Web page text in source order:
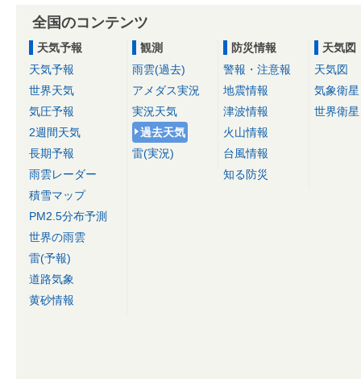
全国のコンテンツ
天気予報
天気予報
世界天気
気圧予報
2週間天気
長期予報
雨雲レーダー
積雪マップ
PM2.5分布予測
世界の雨雲
雷(予報)
道路気象
黄砂情報
観測
雨雲(過去)
アメダス実況
実況天気
過去天気
雷(実況)
防災情報
警報・注意報
地震情報
津波情報
火山情報
台風情報
知る防災
天気図
天気図
気象衛星
世界衛星